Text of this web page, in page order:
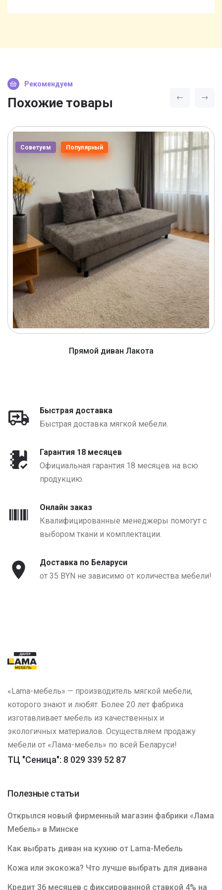
Рекомендуем
Похожие товары
Советуем Популярный
Прямой диван Лакота
Быстрая доставка
Быстрая доставка мягкой мебели.
Гарантия 18 месяцев
Официальная гарантия 18 месяцев на всю
продукцию.
Онлайн заказ
Квалифицированные менеджеры помогут с
выбором ткани и комплектации.
Доставка по Беларуси
от 35 BYN не зависимо от количества мебели!
«Lama-мебель» — производитель мягкой мебели,
которого знают и любят. Более 20 лет фабрика
изготавливает мебель из качественных и
экологичных материалов. Осуществляем продажу
мебели от «Лама-мебель» по всей Беларуси!
ТЦ "Сеница": 8 029 339 52 87
Полезные статьи
Открылся новый фирменный магазин фабрики «Лама
Мебель» в Минске
Как выбрать диван на кухню от Lama-Мебель
Кожа или экокожа? Что лучше выбрать для дивана
Кредит 36 месяцев с фиксированной ставкой 4% на